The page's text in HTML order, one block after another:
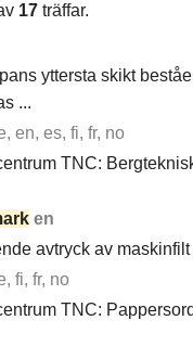
17 träffar.
yttersta skikt
...
en, es, fi, fr, no
TNC:
en
avtryck av
fi, fr, no
TNC: